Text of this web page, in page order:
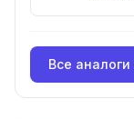
Все аналоги